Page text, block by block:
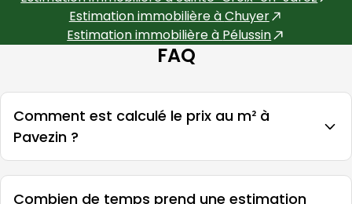
Estimation immobilière àChuyer
Estimation immobilière à Pélussin
FAQ
Comment est calculé le prix au m² à
Pavezin ?
Combien de temps prend une estimation